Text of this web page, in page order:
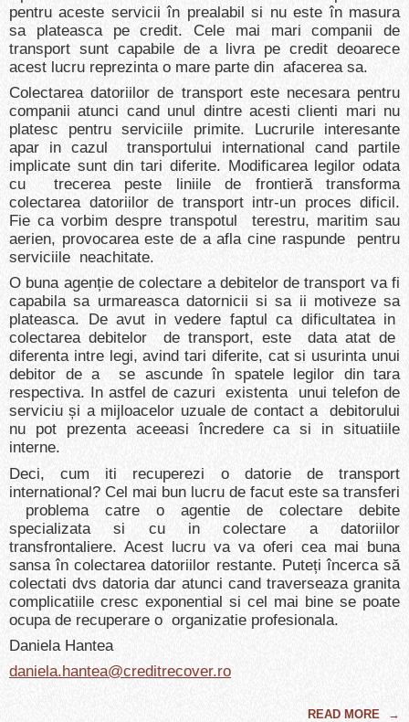
pentru aceste servicii în prealabil si nu este în masura
sa plateasca pe credit. Cele mai mari companii de
transport sunt capabile de a livra pe credit deoarece
acest lucru reprezinta o mare parte din afacerea sa.
Colectarea datoriilor de transport este necesara pentru
companii atunci cand unul dintre acesti clienti mari nu
platesc pentru serviciile primite. Lucrurile interesante
apar in cazul transportului international cand partile
implicate sunt din tari diferite. Modificarea legilor odata
cu trecerea peste liniile de frontieră transforma
colectarea datoriilor de transport intr-un proces dificil.
Fie ca vorbim despre transpotul terestru, maritim sau
aerien, provocarea este de a afla cine raspunde pentru
serviciile neachitate.
O buna agenție de colectare a debitelor de transport va fi
capabila sa urmareasca datornicii si sa ii motiveze sa
plateasca. De avut in vedere faptul ca dificultatea in
colectarea debitelor de transport, este data atat de
diferenta intre legi, avind tari diferite, cat si usurinta unui
debitor de a se ascunde în spatele legilor din tara
respectiva. In astfel de cazuri existenta unui telefon de
serviciu și a mijloacelor uzuale de contact a debitorului
nu pot prezenta aceeasi încredere ca si in situatiile
interne.
Deci, cum iti recuperezi o datorie de transport
international? Cel mai bun lucru de facut este sa transferi
problema catre o agentie de colectare debite
specializata si cu in colectare a datoriilor
transfrontaliere. Acest lucru va va oferi cea mai buna
sansa în colectarea datoriilor restante. Puteți încerca să
colectati dvs datoria dar atunci cand traverseaza granita
complicatiile cresc exponential si cel mai bine se poate
ocupa de recuperare o organizatie profesionala.
Daniela Hantea
daniela.hantea@creditrecover.ro
READ MORE →